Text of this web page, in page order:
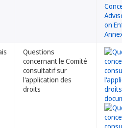
Questions
concernant le Comité
consultatif sur
l'application des
droits